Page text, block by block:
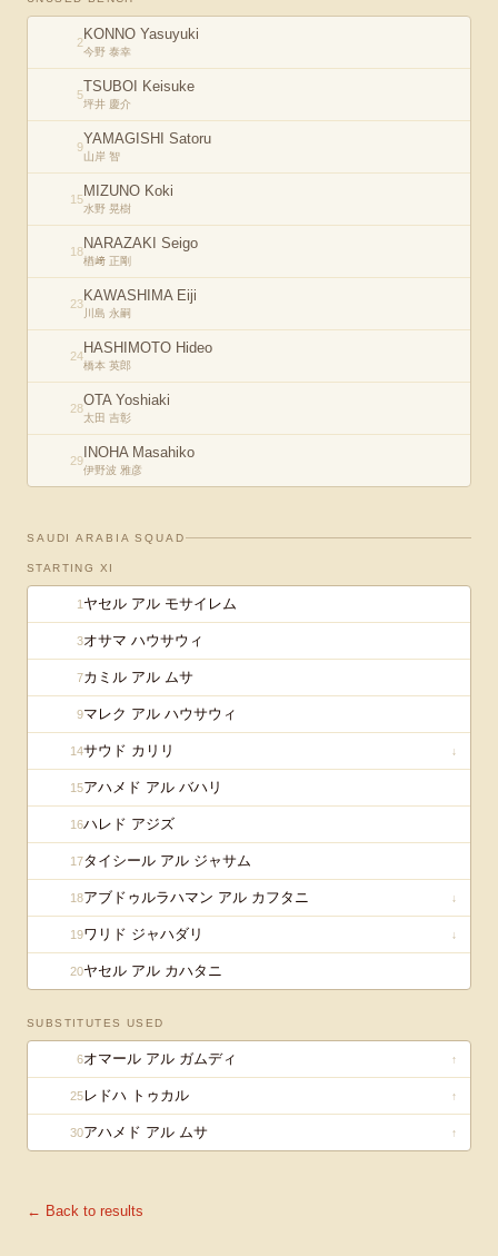
2KONNO Yasuyuki
今野 泰幸
5TSUBOI Keisuke
坪井 慶介
9YAMAGISHI Satoru
山岸 智
15MIZUNO Koki
水野 晃樹
18NARAZAKI Seigo
楢﨑 正剛
23KAWASHIMA Eiji
川島 永嗣
24HASHIMOTO Hideo
橋本 英郎
28OTA Yoshiaki
太田 吉彰
29 INOHA Masahiko
伊野波 雅彦
SAUDI ARABIA SQUAD
STARTING XI
1 ヤセル アル モサイレム
3オサマ ハウサウィ
7カミル アル ムサ
9マレク アル ハウサウィ
14サウド カリリ ↓
15アハメド アル バハリ
16ハレド アジズ
17タイシール アル ジャサム
18アブドゥルラハマン アル カフタニ ↓
19ワリド ジャハダリ ↓
20ヤセル アル カハタニ
SUBSTITUTES USED
6オマール アル ガムディ ↑
25レドハ トゥカル ↑
30アハメド アル ムサ ↑
← Back to results